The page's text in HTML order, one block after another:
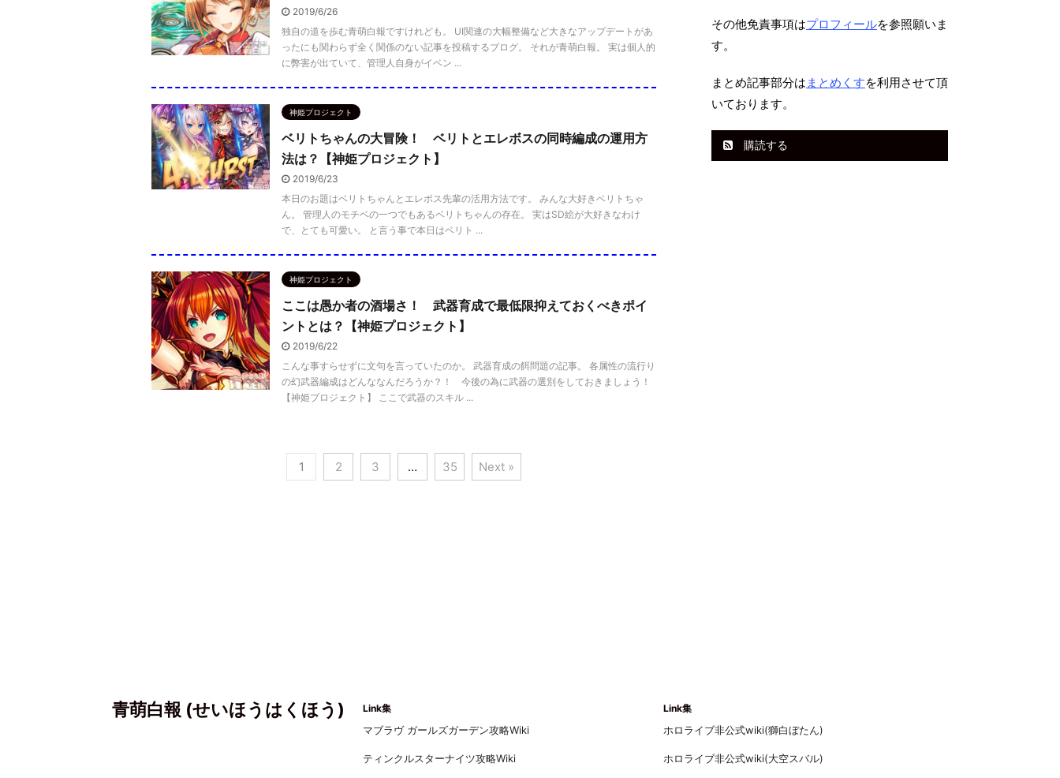
2019/6/26
独自の道を歩む青萌白報ですけれども。 UI関連の大幅整備など大きなアップデートがあ
ったにも関わらず全く関係のない記事を投稿するブログ。 それが青萌白報。 実は個人的
に弊害が出ていて、管理人自身がイベン ...
神姫プロジェクト
ベリトちゃんの大冒険！ ベリトとエレボスの同時編成の運用方
法は？【神姫プロジェクト】
2019/6/23
本日のお題はベリトちゃんとエレボス先輩の活用方法です。 みんな大好きベリトちゃ
ん。 管理人のモチベの一つでもあるベリトちゃんの存在。 実はSD絵が大好きなわけ
で、とても可愛い。 と言う事で本日はベリト ...
神姫プロジェクト
ここは愚か者の酒場さ！ 武器育成で最低限抑えておくべきポイ
ントとは？【神姫プロジェクト】
2019/6/22
こんな事すらせずに文句を言っていたのか。 武器育成の餌問題の記事。 各属性の流行り
の幻武器編成はどんななんだろうか？！ 今後の為に武器の選別をしておきましょう！
【神姫プロジェクト】 ここで武器のスキル ...
1 2 3 … 35 Next »
その他免責事項はプロフィールを参照願いま
す。
まとめ記事部分は まとめくすを利用させて頂
いております。
購読する
Link集
マブラヴ ガールズガーデン攻略Wiki
ティンクルスターナイツ攻略Wiki
Link集
ホロライブ非公式wiki(獅白ぼたん)
ホロライブ非公式wiki(大空スバル)
青萌白報 (せいほうはくほう)